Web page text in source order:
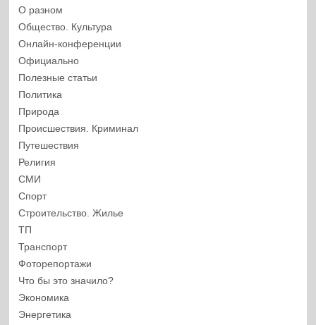
О разном
Общество. Культура
Онлайн-конференции
Официально
Полезные статьи
Политика
Природа
Происшествия. Криминал
Путешествия
Религия
СМИ
Спорт
Строительство. Жилье
ТП
Транспорт
Фоторепортажи
Что бы это значило?
Экономика
Энергетика